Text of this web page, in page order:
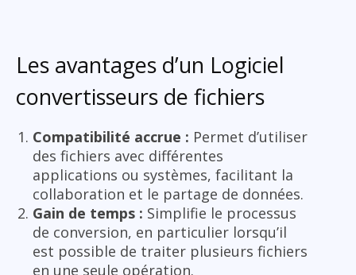
Les avantages d’un Logiciel
convertisseurs de fichiers
Compatibilité accrue : Permet d’utiliser
des fichiers avec différentes
applications ou systèmes, facilitant la
collaboration et le partage de données.
Gain de temps : Simplifie le processus
de conversion, en particulier lorsqu’il
est possible de traiter plusieurs fichiers
en une seule opération.